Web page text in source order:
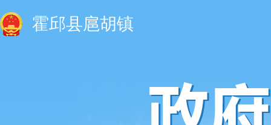
霍邱县扈胡镇